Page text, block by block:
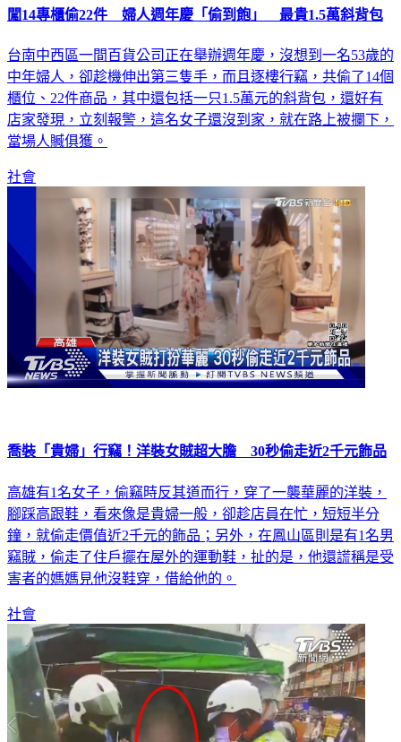
闖14專櫃偷22件 婦人週年慶「偷到飽」 最貴1.5萬斜背包
台南中西區一間百貨公司正在舉辦週年慶，沒想到一名53歲的
中年婦人，卻趁機伸出第三隻手，而且逐樓行竊，共偷了14個
櫃位、22件商品，其中還包括一只1.5萬元的斜背包，還好有
店家發現，立刻報警，這名女子還沒到家，就在路上被攔下，
當場人贓俱獲。
社會
喬裝「貴婦」行竊！洋裝女賊超大膽 30秒偷走近2千元飾品
高雄有1名女子，偷竊時反其道而行，穿了一襲華麗的洋裝，
腳踩高跟鞋，看來像是貴婦一般，卻趁店員在忙，短短半分
鐘，就偷走價值近2千元的飾品；另外，在鳳山區則是有1名男
竊賊，偷走了住戶擺在屋外的運動鞋，扯的是，他還謊稱是受
害者的媽媽見他沒鞋穿，借給他的。
社會